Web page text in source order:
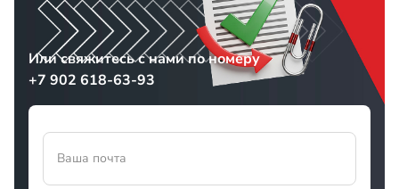
Или свяжитесь с нами по номеру
+7 902 618-63-93
Ваша почта